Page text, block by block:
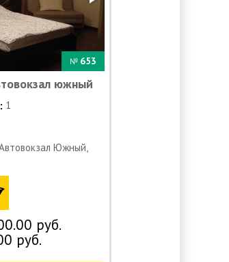
№ 653
южный
1
Южный,
руб.
руб.